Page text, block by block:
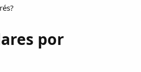
por